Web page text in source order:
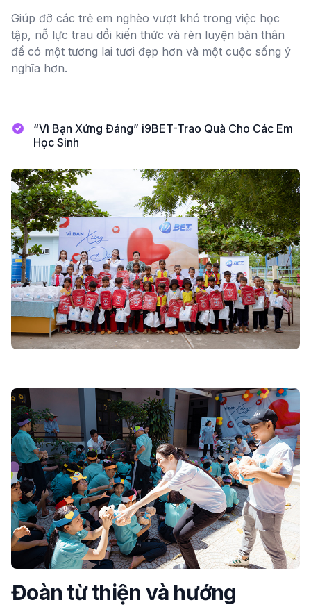
Giúp đỡ các trẻ em nghèo vượt khó trong việc học
tập, nỗ lực trau dồi kiến thức và rèn luyện bản thân
để có một tương lai tươi đẹp hơn và một cuộc sống ý
nghĩa hơn.
“Vì Bạn Xứng Đáng” i9BET-Trao Quà Cho Các Em
Học Sinh
Đoàn từ thiện và hướng